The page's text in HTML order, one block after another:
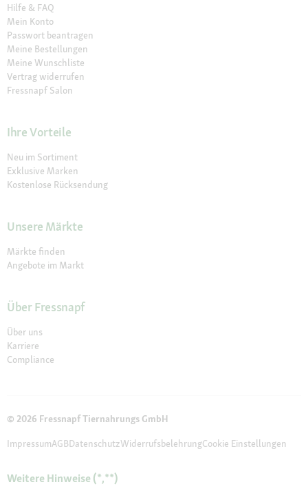
Hilfe & FAQ
Mein Konto
Passwort beantragen
Meine Bestellungen
Meine Wunschliste
Vertrag widerrufen
Fressnapf Salon
Ihre Vorteile
Neu im Sortiment
Exklusive Marken
Kostenlose Rücksendung
Unsere Märkte
Märkte finden
Angebote im Markt
Über Fressnapf
Über uns
Karriere
Compliance
© 2026 Fressnapf Tiernahrungs GmbH
ImpressumAGBDatenschutzWiderrufsbelehrungCookie Einstellungen
Weitere Hinweise (*,**)